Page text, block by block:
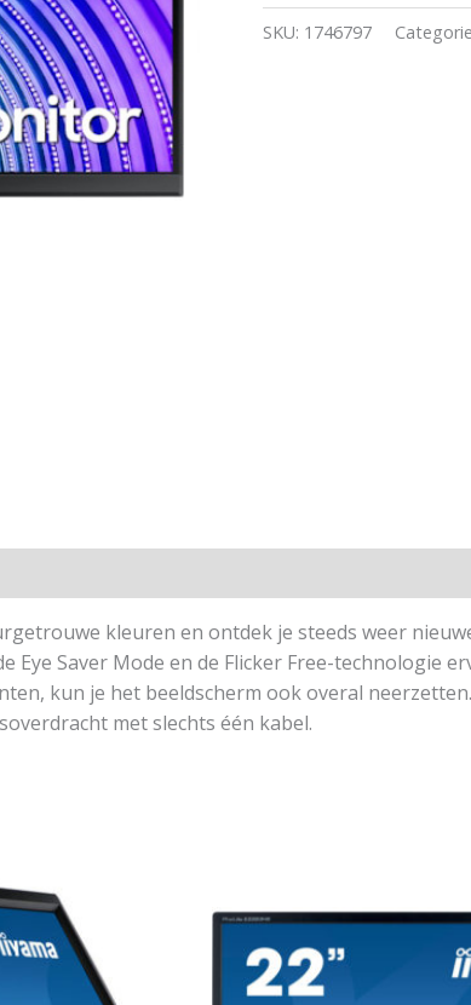
SKU: 1746797
kleuren en ontdek je steeds weer
Saver Mode en de Flicker Free-technologie
kun je het beeldscherm ook overal
met slechts één kabel.